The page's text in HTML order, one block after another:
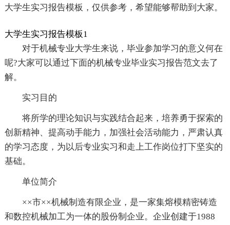
大学生实习报告模板，仅供参考，希望能够帮助到大家。
大学生实习报告模板1
对于机械专业大学生来说，毕业参加学习的意义何在
呢?大家可以通过下面的机械专业毕业实习报告范文去了
解。
实习目的
将所学的理论知识与实践结合起来，培养勇于探索的
创新精神、提高动手能力，加强社会活动能力，严肃认真
的学习态度，为以后专业实习和走上工作岗位打下坚实的
基础。
单位简介
××市××机械制造有限企业，是一家集熔模精密铸造
和数控机械加工为一体的股份制企业。企业创建于1988